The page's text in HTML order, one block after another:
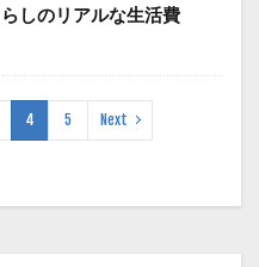
らしのリアルな生活費
4 5 Next